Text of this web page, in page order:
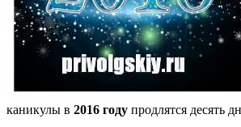
каникулы в 2016 году продлятся десять